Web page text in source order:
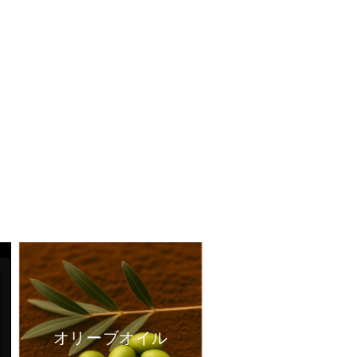
オリーブオイル